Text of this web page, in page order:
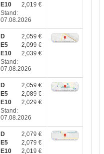
E10
2,019 €
Stand:
07.08.2026
D
2,059 €
E5
2,099 €
E10
2,039 €
Stand:
07.08.2026
D
2,059 €
E5
2,089 €
E10
2,029 €
Stand:
07.08.2026
D
2,079 €
E5
2,079 €
E10
2,019 €